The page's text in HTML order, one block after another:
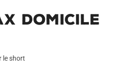
Domicile
le short